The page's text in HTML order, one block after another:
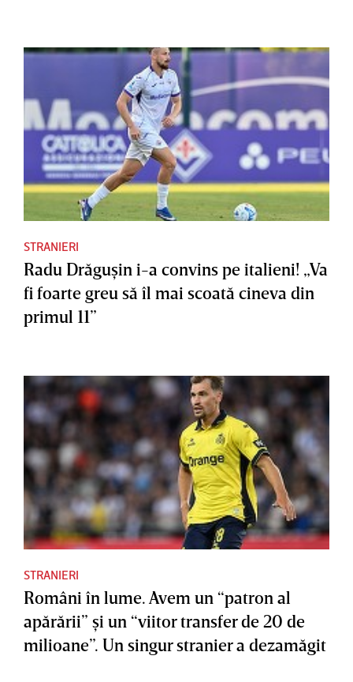
STRANIERI
Radu Drăguşin i-a convins pe italieni! „Va
fi foarte greu să îl mai scoată cineva din
primul 11”
STRANIERI
Români în lume. Avem un “patron al
apărării” şi un “viitor transfer de 20 de
milioane”. Un singur stranier a dezamăgit